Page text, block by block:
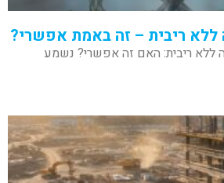
ללא ריבית – זה באמת אפשרי?